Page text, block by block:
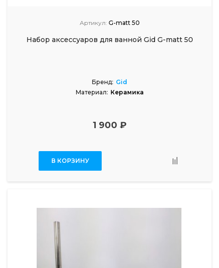
Артикул: G-matt 50
Набор аксессуаров для ванной Gid G-matt 50
Бренд: Gid
Материал: Керамика
1 900 ₽
В КОРЗИНУ